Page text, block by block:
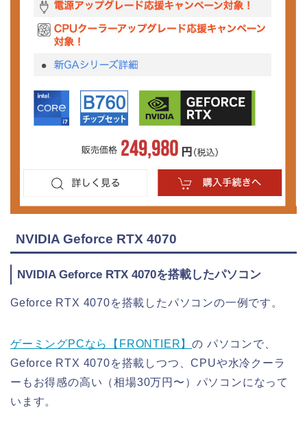
NVIDIA Geforce RTX 4070
NVIDIA Geforce RTX 4070を搭載したパソコン
Geforce RTX 4070を搭載したパソコンの一例です。
ゲーミングPCなら【FRONTIER】の パソコンで、
Geforce RTX 4070を搭載しつつ、CPUや水冷クーラ
ーもお得感の高い（相場30万円〜）パソコンになって
います。